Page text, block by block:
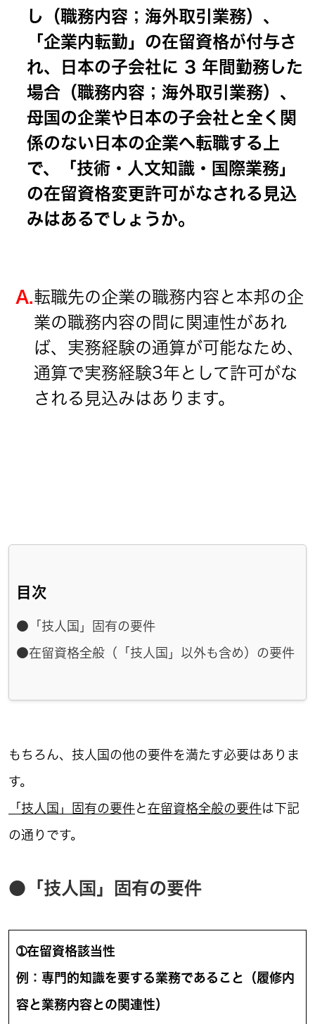
し（職務内容；海外取引業務）、
「企業内転勤」の在留資格が付与さ
れ、日本の子会社に 3 年間勤務した
場合（職務内容；海外取引業務）、
母国の企業や日本の子会社と全く関
係のない日本の企業へ転職する上
で、「技術・人文知識・国際業務」
の在留資格変更許可がなされる見込
みはあるでしょうか。
A.転職先の企業の職務内容と本邦の企
業の職務内容の間に関連性があれ
ば、実務経験の通算が可能なため、
通算で実務経験3年として許可がな
される見込みはあります。
目次
●「技人国」固有の要件
●在留資格全般（「技人国」以外も含め）の要件
もちろん、技人国の他の要件を満たす必要はありま
す。
「技人国」固有の要件と 在留資格全般の要件は下記
の通りです。
●「技人国」固有の要件
➀在留資格該当性
例：専門的知識を要する業務であること（履修内
容と業務内容との関連性）